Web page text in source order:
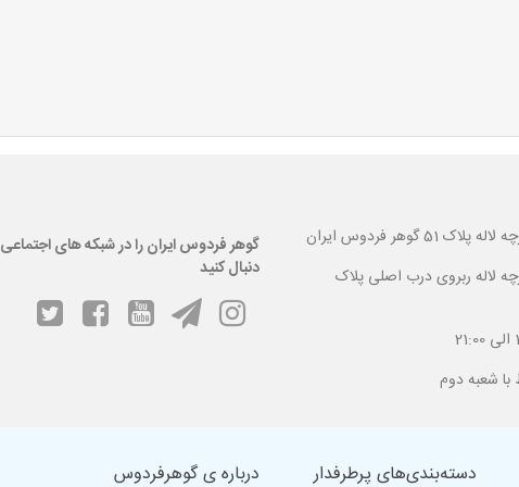
فردوس ایران
لاله ربروی درب اصلی پلاک
گوهر فردوس ایران را در شبکه های اجتماعی
دنبال کنید
دسته‌بندی‌های پرطرفدار درباره ی گوهرفردوس